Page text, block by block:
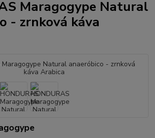
Maragogype Natural
- zrnková káva